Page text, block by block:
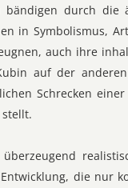
durch die
in Symbolismus,
auch ihre
auf der
Schrecken
stellt.
die nur